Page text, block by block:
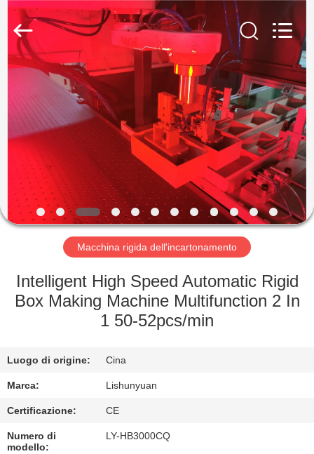
CASA.
PRODOTTI
SU
NOI
ALLA
FABBRICA
DELLA
QUALITÀ
CONTATTACI
Lishunyuan
Intelligent
Automation
Rights
Reserved.
Macchina rigida dell'incartonamento
Intelligent High Speed Automatic Rigid
Box Making Machine Multifunction 2 In
1 50-52pcs/min
Luogo di origine: Cina
Marca: Lishunyuan
Certificazione: CE
Numero di
modello:
LY-HB3000CQ